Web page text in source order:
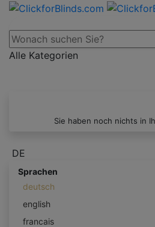
Alle Kategorien
Sie haben noch nichts in
DE
Sprachen
deutsch
english
francais